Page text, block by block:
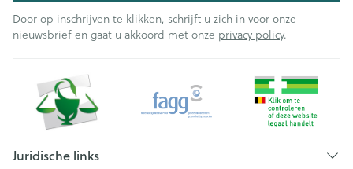
Door op inschrijven te klikken, schrijft u zich in voor onze
nieuwsbrief en gaat u akkoord met onze privacy policy.
Juridische links